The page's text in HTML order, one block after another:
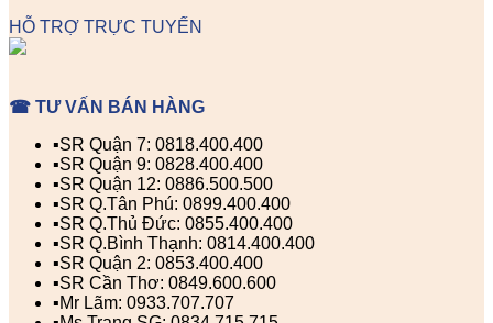
HỖ TRỢ TRỰC TUYẾN
☎ TƯ VẤN BÁN HÀNG
▪️SR Quận 7: 0818.400.400
▪️SR Quận 9: 0828.400.400
▪️SR Quận 12: 0886.500.500
▪️SR Q.Tân Phú: 0899.400.400
▪️SR Q.Thủ Đức: 0855.400.400
▪️SR Q.Bình Thạnh: 0814.400.400
▪️SR Quận 2: 0853.400.400
▪️SR Cần Thơ: 0849.600.600
▪️Mr Lãm: 0933.707.707